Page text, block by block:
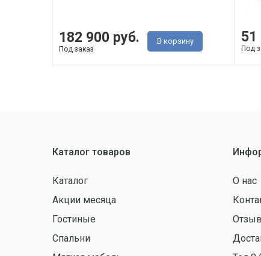
182 900 руб.
Под заказ
В корзину 51
Под
Каталог товаров
Каталог
Акции месяца
Гостиные
Спальни
О нас